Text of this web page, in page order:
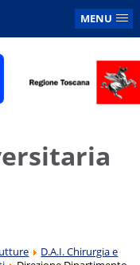
MENU
D.A.I. Chirurgia e